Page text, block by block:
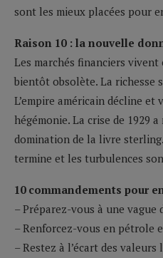
sont les mieux placées pour
Raison 10 : la nouvelle
Les marchés financiers vivent
bientôt obsolète. La richesse
L’empire américain décline et
hégémonie. La crise de 1929
domination de la livre
termine et les turbulences
10 commandements pour
– Préparez-vous à une vague
– Renforcez-vous en pétrole
– Restez à l’écart des